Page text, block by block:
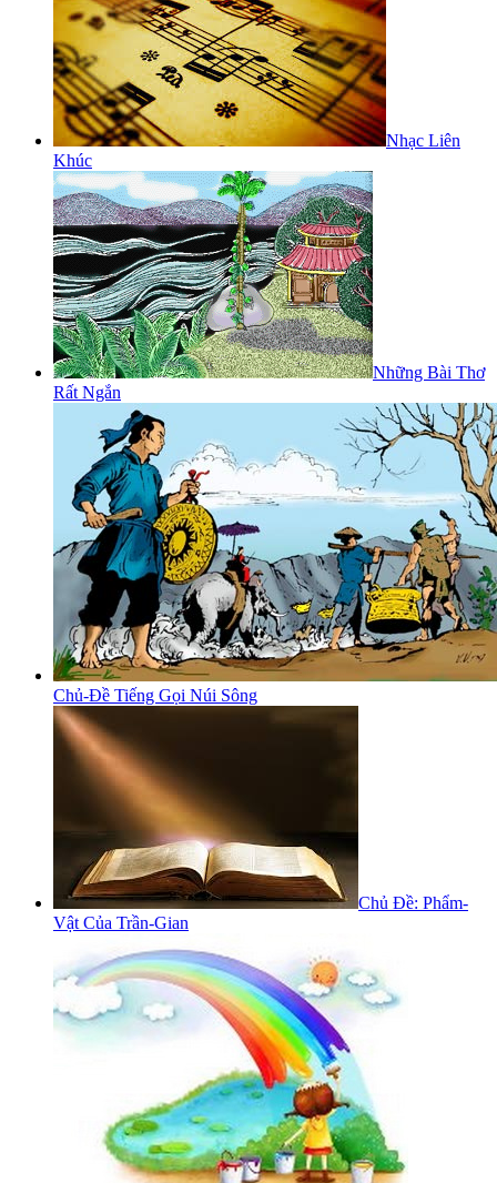
Nhạc Liên
Khúc
Những Bài Thơ
Rất Ngắn
Chủ-Đề Tiếng Gọi Núi Sông
Chủ Đề: Phẩm-
Vật Của Trần-Gian